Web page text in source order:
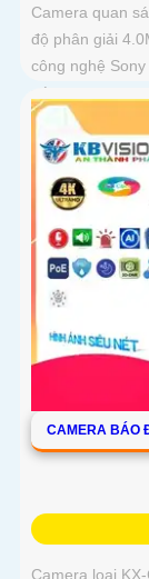
Camera quan
độ phân giải
công nghệ
nét ngay...
CAMERA BÁO
Camera loại